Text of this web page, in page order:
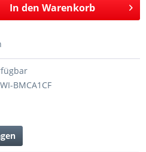
In den Warenkorb
BMCA1CF